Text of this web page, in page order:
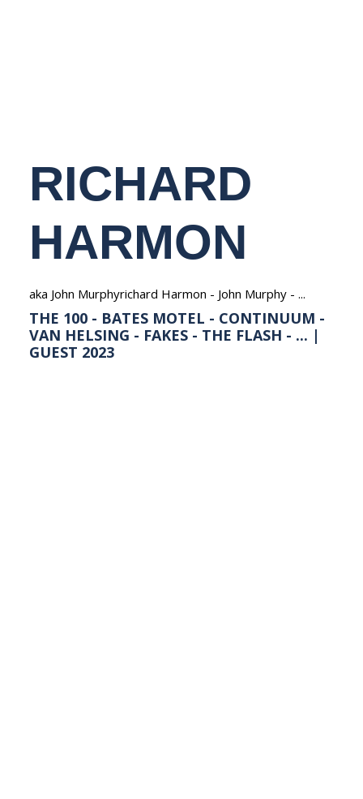
RICHARD
HARMON
aka John Murphyrichard Harmon - John Murphy - ...
THE 100 - BATES MOTEL - CONTINUUM -
VAN HELSING - FAKES - THE FLASH - ... |
GUEST 2023